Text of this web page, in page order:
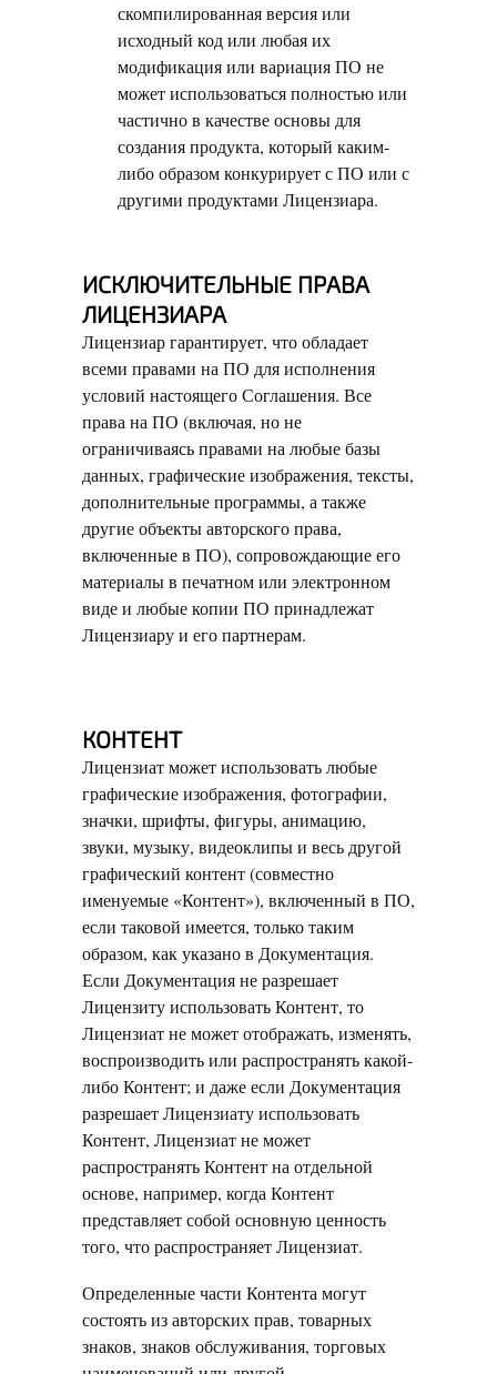
скомпилированная версия или
исходный код или любая их
модификация или вариация ПО не
может использоваться полностью или
частично в качестве основы для
создания продукта, который каким-
либо образом конкурирует с ПО или с
другими продуктами Лицензиара.
ИСКЛЮЧИТЕЛЬНЫЕ ПРАВА
ЛИЦЕНЗИАРА
Лицензиар гарантирует, что обладает
всеми правами на ПО для исполнения
условий настоящего Соглашения. Все
права на ПО (включая, но не
ограничиваясь правами на любые базы
данных, графические изображения, тексты,
дополнительные программы, а также
другие объекты авторского права,
включенные в ПО), сопровождающие его
материалы в печатном или электронном
виде и любые копии ПО принадлежат
Лицензиару и его партнерам.
КОНТЕНТ
Лицензиат может использовать любые
графические изображения, фотографии,
значки, шрифты, фигуры, анимацию,
звуки, музыку, видеоклипы и весь другой
графический контент (совместно
именуемые «Контент»), включенный в ПО,
если таковой имеется, только таким
образом, как указано в Документация.
Если Документация не разрешает
Лицензиту использовать Контент, то
Лицензиат не может отображать, изменять,
воспроизводить или распространять какой-
либо Контент; и даже если Документация
разрешает Лицензиату использовать
Контент, Лицензиат не может
распространять Контент на отдельной
основе, например, когда Контент
представляет собой основную ценность
того, что распространяет Лицензиат.
Определенные части Контента могут
состоять из авторских прав, товарных
знаков, знаков обслуживания, торговых